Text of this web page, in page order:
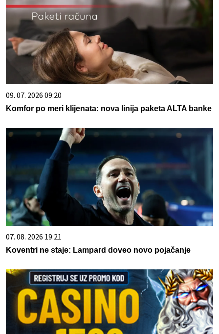
09. 07. 2026 09:20
Komfor po meri klijenata: nova linija paketa ALTA banke
07. 08. 2026 19:21
Koventri ne staje: Lampard doveo novo pojačanje